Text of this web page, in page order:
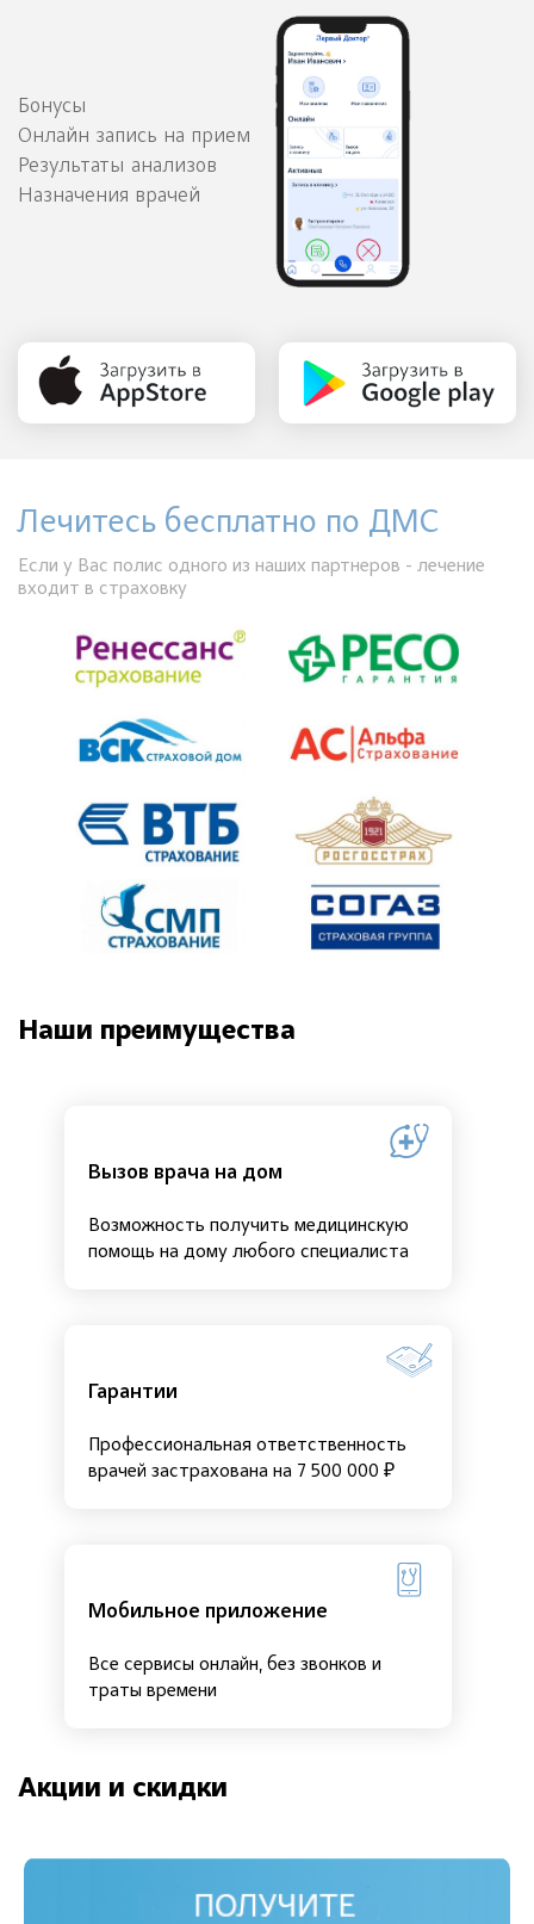
Бонусы
Онлайн запись на прием
Результаты анализов
Назначения врачей
Лечитесь бесплатно по ДМС
Если у Вас полис одного из наших партнеров - лечение
входит в страховку
Наши преимущества
Вызов врача на дом
Возможность получить медицинскую
помощь на дому любого специалиста
Гарантии
Профессиональная ответственность
врачей застрахована на 7 500 000 ₽
Мобильное приложение
Все сервисы онлайн, без звонков и
траты времени
Акции и скидки